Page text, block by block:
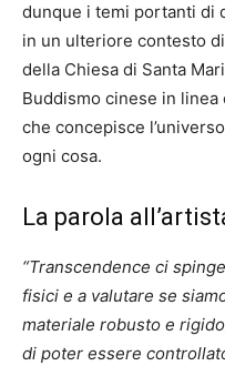
dunque i temi portanti di
in un ulteriore contesto
della Chiesa di Santa
Buddismo cinese in linea
che concepisce
ogni cosa.
La parola
“Transcendence ci
fisici e a valutare se
materiale robusto e
di poter essere